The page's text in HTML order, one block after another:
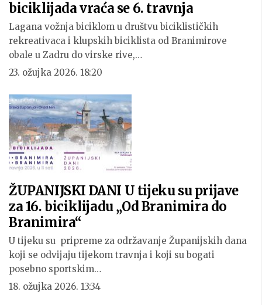
biciklijada vraća se 6. travnja
Lagana vožnja biciklom u društvu biciklističkih
rekreativaca i klupskih biciklista od Branimirove
obale u Zadru do virske rive,…
23. ožujka 2026. 18:20
ŽUPANIJSKI DANI U tijeku su prijave
za 16. biciklijadu „Od Branimira do
Branimira“
U tijeku su pripreme za održavanje Županijskih dana
koji se odvijaju tijekom travnja i koji su bogati
posebno sportskim…
18. ožujka 2026. 13:34